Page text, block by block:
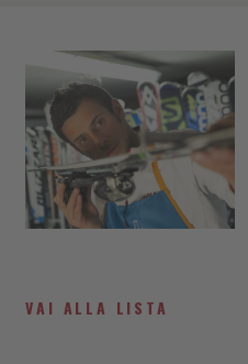
VAI ALLA LISTA